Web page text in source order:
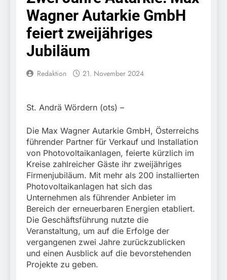
Knopfdruck / Schnelle
Festnahme nach
sexueller Belästigung
Bundespolizeidirektion
München: Bundespolizei
kontrolliert
7. August 2026
festgenommen als die
Ungarn mit
fest
6. August 2026
Katze am Bahnhof
Bamberg aufgefunden –
Fundtier
6. August 2026
Schrotthändler
erschleicht rund 45.000
Euro Sozialleistungen
Ermittlungen der
Finanzkontrolle
Schwarzarbeit führen zu
rechtskräftiger
Verurteilung wegen
Betrugs
6. August 2026
Bundespolizeidirektion
München: Europaweit
gesuchtes Mitglied einer
kriminellen Vereinigung
geht ins Netz –
Bundespolizei vollstreckt
europäischen
Auslieferungshaftbefehl
6. August 2026
Bundespolizeidirektion
München: Update zu den
Einsatzmaßnahmen der
Bundespolizei in
Saarbrücken
5. August 2026
Bundespolizeidirektion
München:
Beinahekollision an
Bahnübergang in Aubing
/ Bundespolizei ermittelt
wegen gefährlichen
5. August 2026
Wagner Autarkie GmbH
feiert zweijähriges
Jubiläum
Redaktion 21. November 2024
St. Andrä Wördern (ots) –
Die Max Wagner Autarkie GmbH, Österreichs
führender Partner für Verkauf und Installation
von Photovoltaikanlagen, feierte kürzlich im
Kreise zahlreicher Gäste ihr zweijähriges
Firmenjubiläum. Mit mehr als 200 installierten
Photovoltaikanlagen hat sich das
Unternehmen als führender Anbieter im
Bereich der erneuerbaren Energien etabliert.
Die Geschäftsführung nutzte die
Veranstaltung, um auf die Erfolge der
vergangenen zwei Jahre zurückzublicken
und einen Ausblick auf die bevorstehenden
Projekte zu geben.